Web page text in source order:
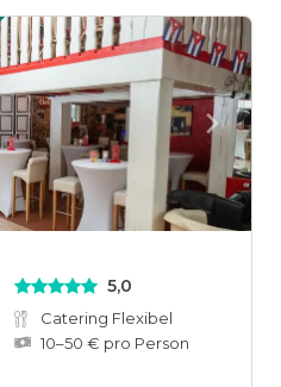
5,0
Catering Flexibel
10–50 € pro Person